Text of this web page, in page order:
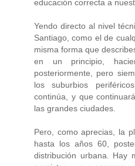
educación correcta a
Yendo directo al nivel
Santiago, como el de
misma forma que
en un principio,
posteriormente, pero
los suburbios
continúa, y que
las grandes ciudades.
Pero, como aprecias, la
hasta los años 60,
distribución urbana. Hay